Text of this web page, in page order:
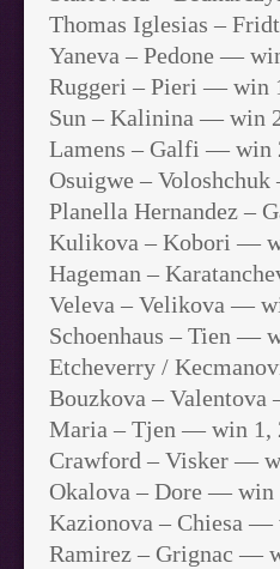
Thomas Iglesias –
Yaneva – Pedone —
Ruggeri – Pieri — win
Sun – Kalinina — win
Lamens – Galfi — win
Osuigwe –
Planella Hernandez –
Kulikova – Kobori —
Hageman –
Veleva – Velikova —
Schoenhaus – Tien —
Etcheverry /
Bouzkova –
Maria – Tjen — win 1,
Crawford – Visker —
Okalova – Dore — win
Kazionova – Chiesa —
Ramirez – Grignac —